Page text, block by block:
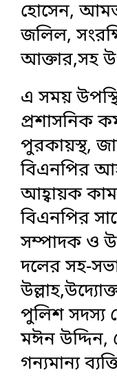
হোসেন,
জলিল,
আক্তার,সহ
এ সময়
প্রশাসনিক
পুরকায়স্থ,
বিএনপির
আহ্বায়ক
বিএনপির
সম্পাদক ও
দলের সহ-
পুলিশ সদস্য
মঈন উদ্দিন,
গন্যমান্য